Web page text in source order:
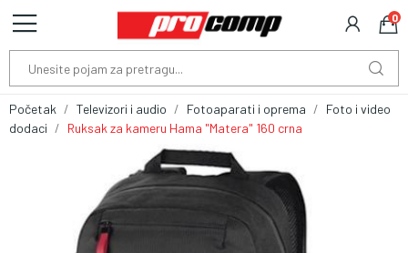
0
Početak Televizori i audio Fotoaparati i oprema
Foto i video
dodaci
Ruksak za kameru Hama "Matera" 160 crna